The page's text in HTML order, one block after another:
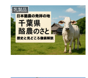
乳製品